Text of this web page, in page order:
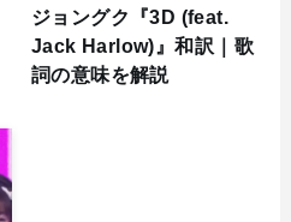
ジョングク『3D (feat.
Jack Harlow)』和訳｜歌
詞の意味を解説